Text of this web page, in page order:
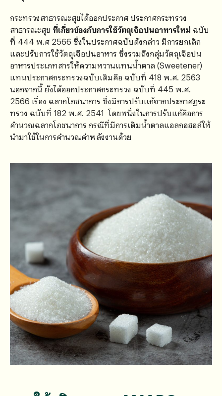
กระทรวงสาธารณะสุขได้ออกประกาศ ประกาศกระทรวง
สาธารณะสุข ที่เกี่ยวข้องกับการใช้วัตถุเจือปนอาหารใหม่ ฉบับ
ที่ 444 พ.ศ 2566 ซึ่งในประกาศฉบับดังกล่าว มีการยกเลิก
และปรับการใช้วัตถุเจือปนอาหาร ซึ่งรวมถึงกลุ่มวัตถุเจือปน
อาหารประเภทสารให้ความหวานแทนน้ำตาล (Sweetener)
แทนประกาศกระทรวงฉบับเดิมคือ ฉบับที่ 418 พ.ศ. 2563
นอกจากนี้ ยังได้ออกประกาศกระทรวง ฉบับที่ 445 พ.ศ.
2566 เรื่อง ฉลากโภชนาการ ซึ่งมีการปรับแก้จากประกาศฏระ
ทรวง ฉบับที่ 182 พ.ศ. 2541 โดยหนึ่งในการปรับแก้คือการ
คำนวณฉลากโภชนาการ กรณีที่มีการเติมน้ำตาลแอลกอฮอล์ให้
นำมาใช้ในการคำนวณค่าพลังงานด้วย